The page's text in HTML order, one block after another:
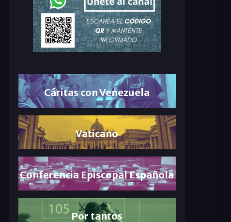
Cáritas con Venezuela
Vaticano
Conferencia Episcopal Española
Por tantos